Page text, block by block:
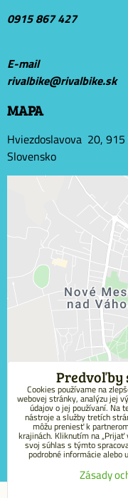
0915 867 427
E-mail
rivalbike@rivalbike.sk
MAPA
Hviezdoslavova 20,
Slovensko
Externý obsah je
Prajete si
Povoliť a
Otvoriť
Predvoľby
Cookies používame na
webovej stránky, analýzu jej
údajov o jej používaní. Na
nástroje a služby tretích
môžu preniesť k
krajinách. Kliknutím na
svoj súhlas s týmto
podrobné informácie alebo
Zásady